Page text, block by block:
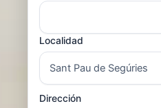
Localidad
Dirección